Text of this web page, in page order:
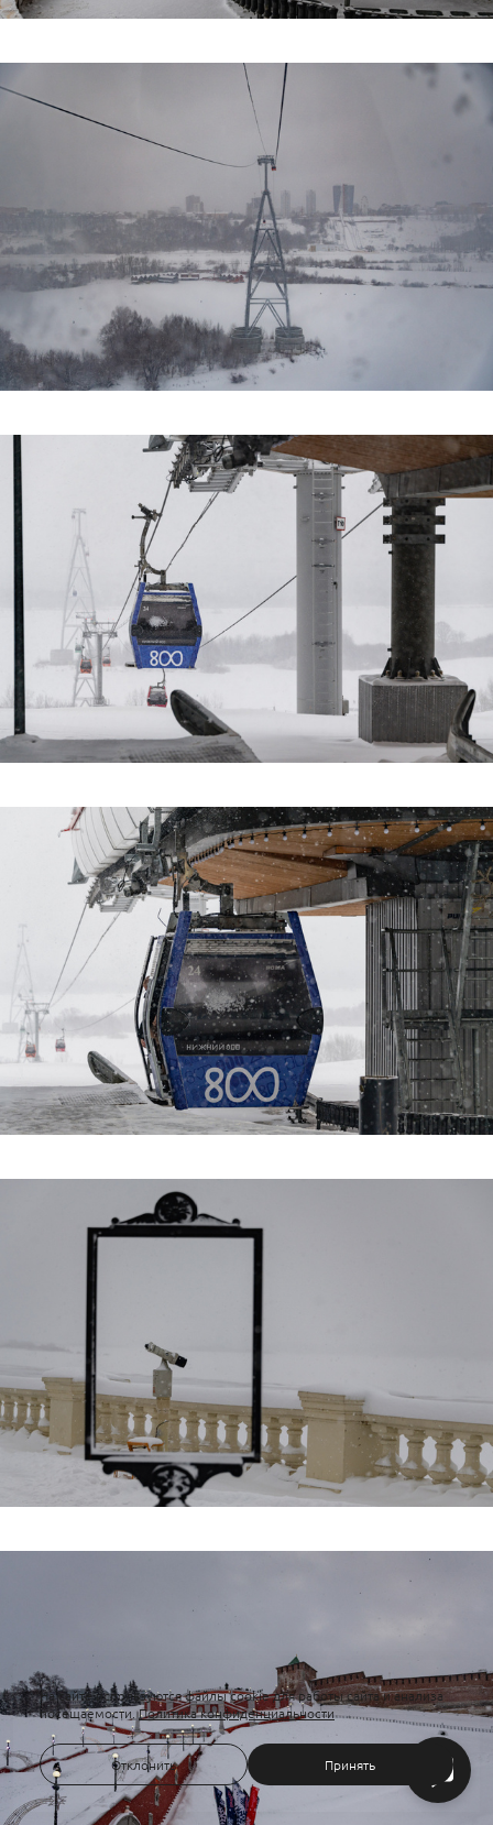
На сайте используются файлы cookie для работы сайта и анализа
посещаемости.Политика конфиденциальности
Отклонить Принять